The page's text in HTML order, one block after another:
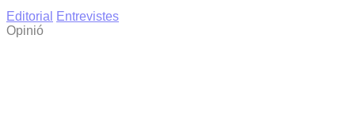
Editorial
Entrevistes
Opinió